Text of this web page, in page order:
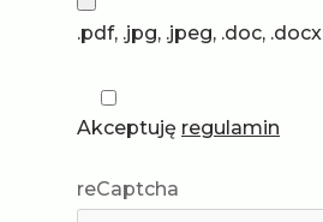
.pdf, .jpg, .jpeg, .doc, .docx
Akceptuję regulamin
reCaptcha